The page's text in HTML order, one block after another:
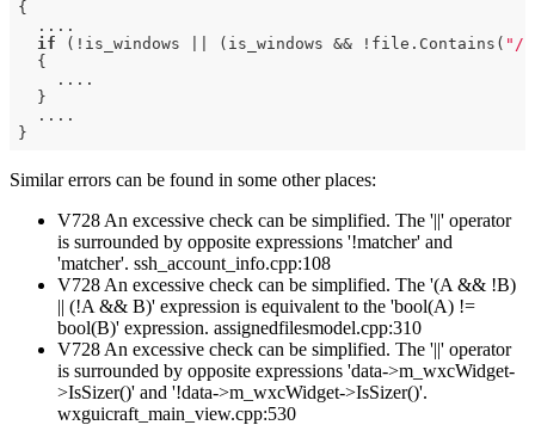
{
  ....
if (!is_windows || (is_windows && !file.Contains( "/"
  {
    ....
  }
  ....
Similar errors can be found in some other places:
V728 An excessive check can be simplified. The '||' operator
is surrounded by opposite expressions '!matcher' and
'matcher'. ssh_account_info.cpp:108
V728 An excessive check can be simplified. The '(A && !B)
|| (!A && B)' expression is equivalent to the 'bool(A) !=
bool(B)' expression. assignedfilesmodel.cpp:310
V728 An excessive check can be simplified. The '||' operator
is surrounded by opposite expressions 'data->m_wxcWidget-
>IsSizer()' and '!data->m_wxcWidget->IsSizer()'.
wxguicraft_main_view.cpp:530